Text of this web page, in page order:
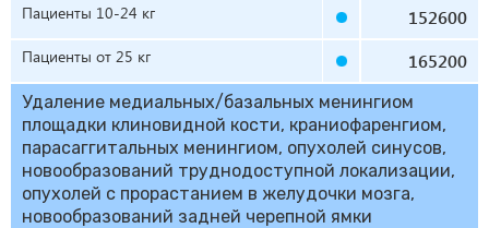
Пациенты 10-24 кг 152600
Пациенты от 25 кг 165200
Удаление медиальных/базальных менингиом
площадки клиновидной кости, краниофаренгиом,
парасаггитальных менингиом, опухолей синусов,
новообразований труднодоступной локализации,
опухолей с прорастанием в желудочки мозга,
новообразований задней черепной ямки